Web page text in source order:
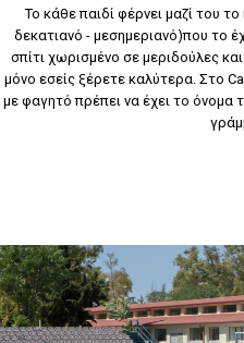
Το κάθε παιδί φέρνει μαζί του
δεκατιανό - μεσημεριανό)που το
σπίτι χωρισμένο σε μεριδούλες
μόνο εσείς ξέρετε καλύτερα. Στο
με φαγητό πρέπει να έχει το όνομα